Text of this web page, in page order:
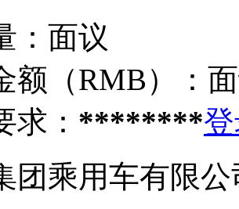
： 面议
额（RMB）：
求： ********
团乘用车有限公